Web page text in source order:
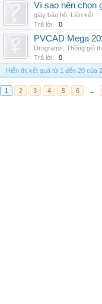
Vì sao nên chọn
giày bảo hộ Liên kết
Trả lời:
0
PVCAD Mega
Drograms Thông gió
Trả lời:
0
Hiển thị kết quả từ 1 đến 20 của
1 2 3 4 5 6 →